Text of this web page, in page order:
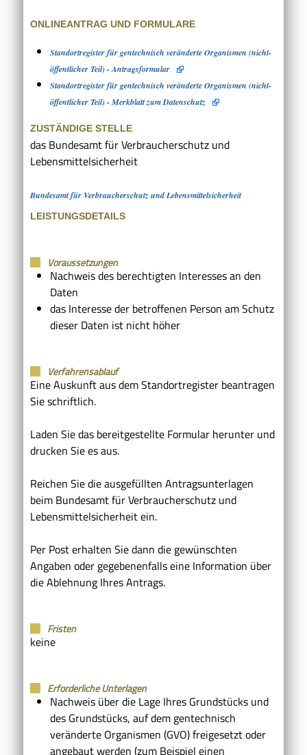
ONLINEANTRAG UND FORMULARE
Standortregister für gentechnisch veränderte Organismen (nicht-
öffentlicher Teil) - Antragsformular
Standortregister für gentechnisch veränderte Organismen (nicht-
öffentlicher Teil) - Merkblatt zum Datenschutz
ZUSTÄNDIGE STELLE
das Bundesamt für Verbraucherschutz und
Lebensmittelsicherheit
Bundesamt für Verbraucherschutz und Lebensmittelsicherheit
LEISTUNGSDETAILS
Voraussetzungen
Nachweis des berechtigten Interesses an den
Daten
das Interesse der betroffenen Person am Schutz
dieser Daten ist nicht höher
Verfahrensablauf
Eine Auskunft aus dem Standortregister beantragen
Sie schriftlich.
Laden Sie das bereitgestellte Formular herunter und
drucken Sie es aus.
Reichen Sie die ausgefüllten Antragsunterlagen
beim Bundesamt für Verbraucherschutz und
Lebensmittelsicherheit ein.
Per Post erhalten Sie dann die gewünschten
Angaben oder gegebenenfalls eine Information über
die Ablehnung Ihres Antrags.
Fristen
keine
Erforderliche Unterlagen
Nachweis über die Lage Ihres Grundstücks und
des Grundstücks, auf dem gentechnisch
veränderte Organismen (GVO) freigesetzt oder
angebaut werden (zum Beispiel einen